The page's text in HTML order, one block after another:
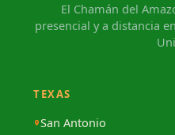
El Chamán del
presencial y a distancia
TEXAS
San Antonio